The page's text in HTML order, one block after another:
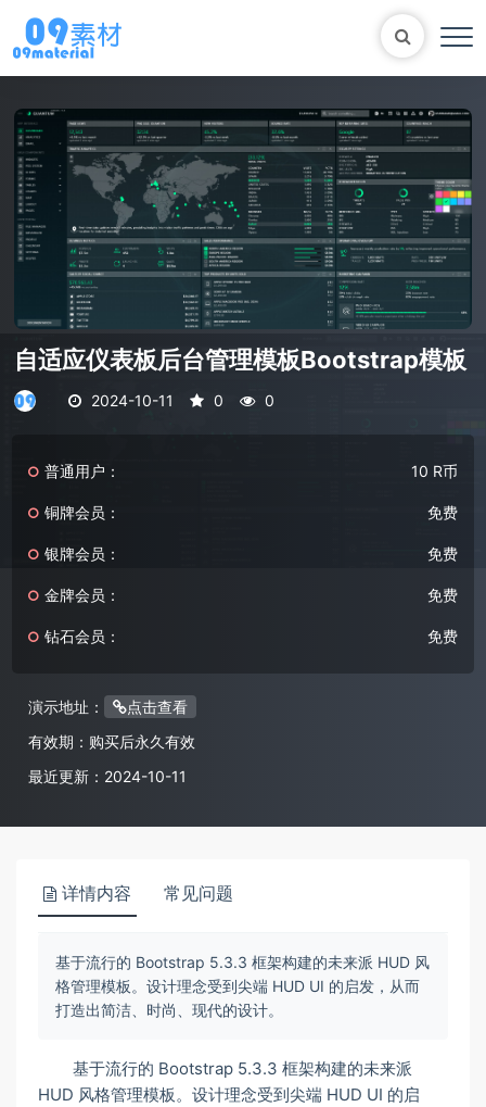
Bootstrap 表单 尼尔机械纪元 轮播
大理石 植物 知识库 马术
自适应网站模版 轮播图
自适应仪表板后台管理模板Bootstrap模板
2024-10-11 0 0
普通用户： 10 R币
铜牌会员： 免费
银牌会员： 免费
金牌会员： 免费
钻石会员： 免费
演示地址：
点击查看
有效期： 购买后永久有效
最近更新： 2024-10-11
详情内容 常见问题
基于流行的 Bootstrap 5.3.3 框架构建的未来派 HUD 风
格管理模板。设计理念受到尖端 HUD UI 的启发，从而
打造出简洁、时尚、现代的设计。
基于流行的 Bootstrap 5.3.3 框架构建的未来派
HUD 风格管理模板。设计理念受到尖端 HUD UI 的启